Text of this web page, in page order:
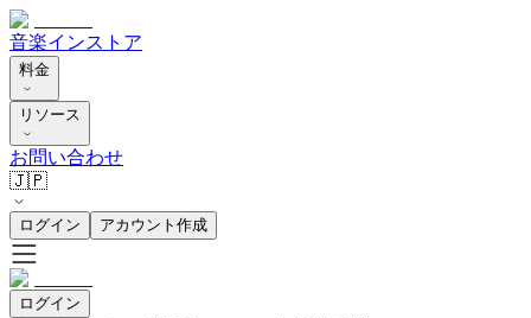
音楽インストア
料金
リソース
お問い合わせ
🇯🇵
ログイン アカウント作成
ログイン